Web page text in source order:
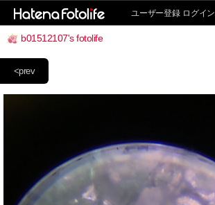
ユーザー登録 ログイン
b01512107's fotolife
<prev